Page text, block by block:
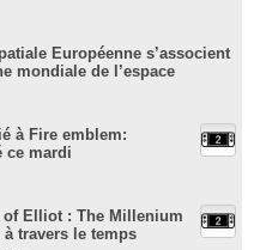
Européenne s’associent
mondiale de l’espace
à Fire emblem:
ce mardi
of Elliot : The Millenium
travers le temps